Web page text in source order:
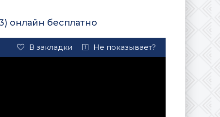
онлайн бесплатно
В закладки Не показывает?